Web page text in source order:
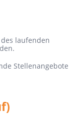
laufenden
Stellenangebote